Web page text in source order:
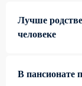
Лучше
человеке
В пансионате